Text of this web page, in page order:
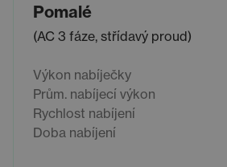
Pomalé
(AC 3 fáze, střídavý proud)
Výkon nabíječky
Prům. nabíjecí výkon
Rychlost nabíjení
Doba nabíjení